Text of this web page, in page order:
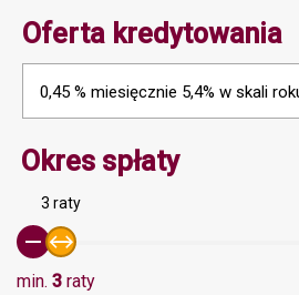
Oferta kredytowania
0,45 % miesięcznie 5,4% w skali
Okres spłaty
3 raty
min. 3 raty